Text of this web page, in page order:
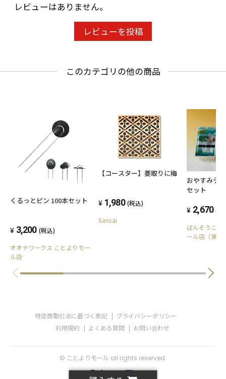
レビューはありません。
レビューを投稿
このカテゴリの他の商品
くるっとピン 100本セット
3,200 (税込)
オオチワークス ことよりモー
ル店
【コースター】菱取りに梅
1,980 (税込)
Sansai
おやすみテ
セット
2,670 (税
ばんそうこ
ール店（東洋
特定商取引法に基づく表記
プライバシーポリシー
利用規約
よくある質問 お問い合わせ
© ことよりモール all rights reserved.